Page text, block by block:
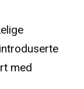
med